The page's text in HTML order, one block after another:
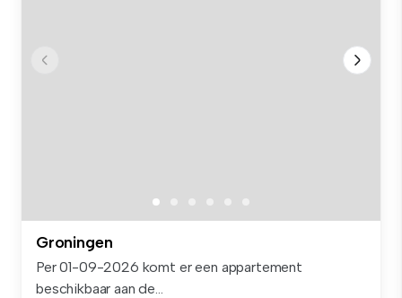
Groningen
Per 01-09-2026 komt er een appartement
beschikbaar aan de...